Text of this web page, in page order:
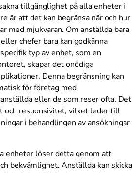
tillgänglighet på alla enheter i
är att det kan begränsa när och hur
med mjukvaran. Om anställda bara
chefer bara kan godkänna
typ av enhet, som en
skapar det onödiga
Denna begränsning kan
för företag med
eller de som reser ofta. Det
och responsivitet, vilket leder till
i behandlingen av ansökningar
enheter löser detta genom att
bekvämlighet. Anställda kan skicka